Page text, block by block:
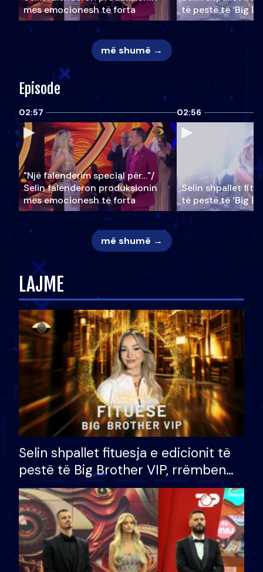
mes emocionesh të forta
të pestë të ‘Big
më shumë →
Episode
02:57
"Një falenderim special për…"/
Selin falënderon produksionin
mes emocionesh të forta
02:56
Selin shpallet
të pestë të ‘Big
më shumë →
LAJME
Selin shpallet fituesja e edicionit të
pestë të Big Brother VIP, rrëmben
çmimin e madh prej 100 mijë eurosh